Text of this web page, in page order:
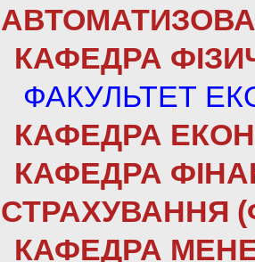
КАФЕДРА
ФАКУЛЬТЕТ
КАФЕДРА
КАФЕДРА
СТРАХУВАННЯ
КАФЕДРА